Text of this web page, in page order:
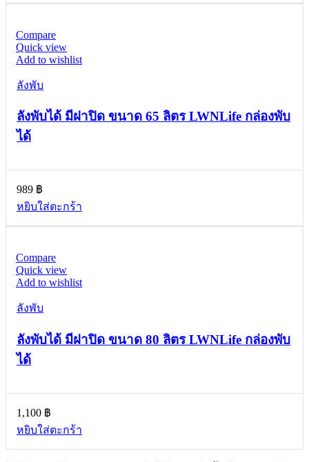
Compare
Quick view
Add to wishlist
ลังพับ
ลังพับได้ มีฝาปิด ขนาด 65 ลิตร LWNLife กล่องพับ
ได้
989 ฿
หยิบใส่ตะกร้า
Compare
Quick view
Add to wishlist
ลังพับ
ลังพับได้ มีฝาปิด ขนาด 80 ลิตร LWNLife กล่องพับ
ได้
1,100 ฿
หยิบใส่ตะกร้า